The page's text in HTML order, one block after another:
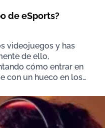
de eSports?
videojuegos y has
de ello,
cómo entrar en
con un hueco en los